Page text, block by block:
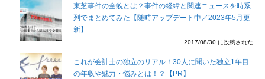
東芝事件の全貌とは？事件の経緯と関連ニュースを時系
列でまとめてみた【随時アップデート中／2023年5月更
新】
2017/08/30 に投稿された
これが会計士の独立のリアル！30人に聞いた独立1年目
の年収や魅力・悩みとは！？【PR】